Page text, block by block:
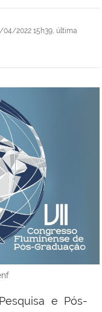
04/2022 15h39, última
e Pós-